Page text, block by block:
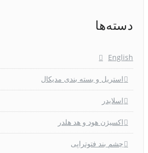
دسته‌ها
English
استریل و بسته بندی مدیکال
اسلایدر
اکسیژن هود و هد هلدر
چشم بند فتوتراپی